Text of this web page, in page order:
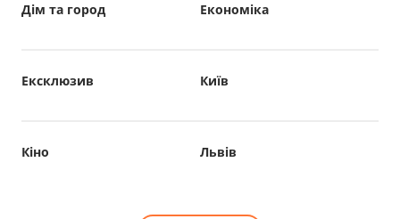
Дім та город Економіка
Ексклюзив Київ
Кіно Львів